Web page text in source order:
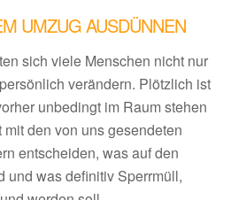
UMZUG AUSDÜNNEN
sich viele Menschen nicht nur
verändern. Plötzlich ist
unbedingt im Raum stehen
den von uns gesendeten
entscheiden, was auf den
und was definitiv Sperrmüll,